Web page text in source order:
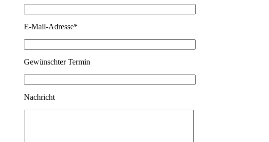
E-Mail-Adresse*
Gewünschter Termin
Nachricht